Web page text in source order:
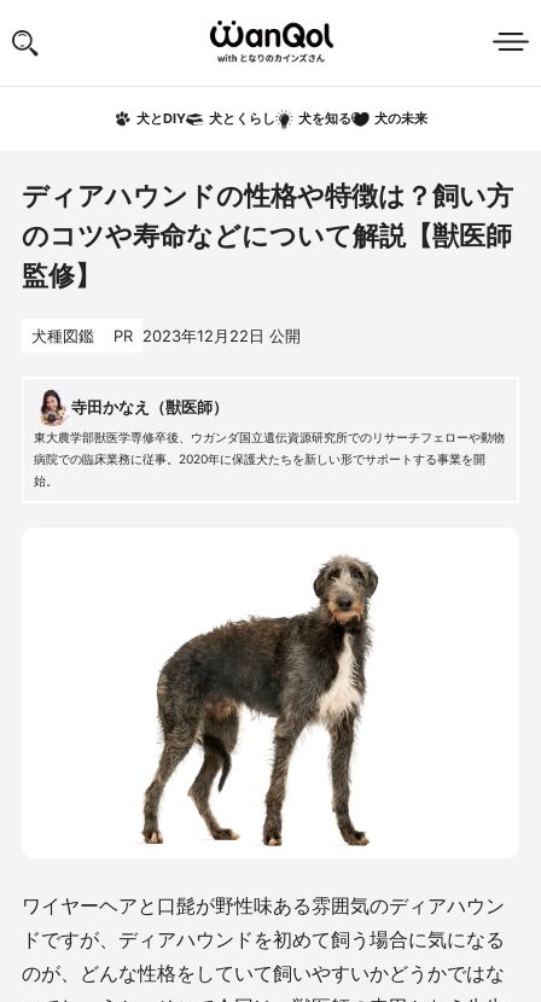
犬とDIY 犬とくらし 犬を知る 犬の未来
ディアハウンドの性格や特徴は？飼い方
のコツや寿命などについて解説【獣医師
監修】
犬種図鑑 PR 2023年12月22日 公開
寺田かなえ（獣医師）
東大農学部獣医学専修卒後、ウガンダ国立遺伝資源研究所でのリサーチフェローや動物
病院での臨床業務に従事。2020年に保護犬たちを新しい形でサポートする事業を開
始。
ワイヤーヘアと口髭が野性味ある雰囲気のディアハウン
ドですが、ディアハウンドを初めて飼う場合に気になる
のが、どんな性格をしていて飼いやすいかどうかではな